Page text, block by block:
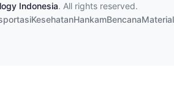
Indonesia. All rights reserved.
KesehatanHankamBencanaMaterial